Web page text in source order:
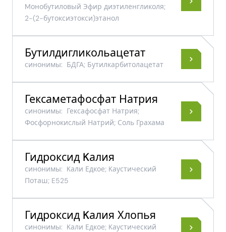
Mонобутиловый Эфир диэтиленгликоля;
2-(2-бутоксиэтокси)этанол
Бутилдигликольацетат
синонимы: БДГА; Бутилкарбитолацетат
Гексаметафосфат Натрия
синонимы: Гексафосфат Натрия;
Фосфорнокислый Натрий; Соль Грахама
Гидроксид Kалия
синонимы: Kали Едкое; Kаустический
Поташ; E525
Гидроксид Kалия Хлопья
синонимы: Kали Едкое; Kаустический